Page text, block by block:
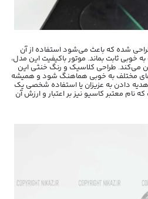
شده که باعث می‌شود استفاده از آن
خوبی ثابت بماند. موتور باکیفیت این مدل،
می‌کند. طراحی کلاسیک و رنگ خنثی این
مختلف به خوبی هماهنگ شود و همیشه
دادن به عزیزان یا استفاده شخصی یک
نام معتبر کاسیو نیز بر اعتبار و ارزش آن